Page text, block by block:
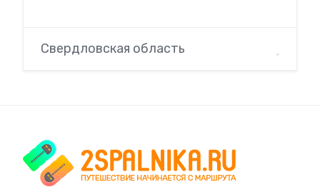
Свердловская область